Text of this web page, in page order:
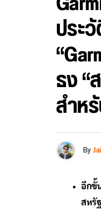
ประ
ธง
สำห
By
อีกขั้
สหรั